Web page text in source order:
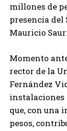
millones de
presencia del
Mauricio
Momento
rector de la
Fernández
que, con una
pesos,